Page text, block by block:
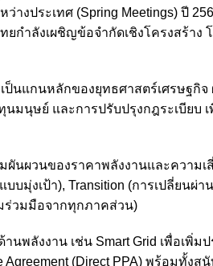
างประเทศ (Spring Meetings) ปี
ยกำลังเผชิญข้อจำกัดเชิงโครงสร้าง
ป็นแกนหลักของยุทธศาสตร์เศรษฐกิ
นุษย์ และการปรับปรุงกฎระเบียบ
นผวนของราคาพลังงานและความ
บบมุ่งเป้า), Transition (การเปลี่ยนผ่
ร่วมมือจากทุกภาคส่วน)
านพลังงาน เช่น Smart Grid เพื่อเพิ่
Agreement (Direct PPA) พร้อมทั้